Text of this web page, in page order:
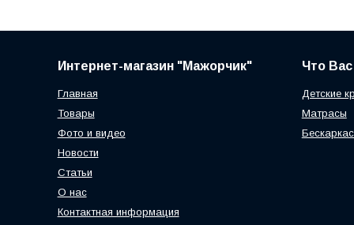
Интернет-магазин "Мажорчик"
Главная
Товары
Фото и видео
Новости
Статьи
О нас
Контактная информация
Что
Детские
Матрасы